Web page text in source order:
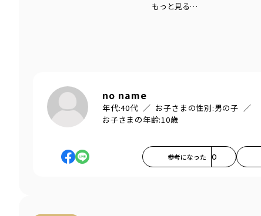
もっと見る…
no name
年代:40代 お子さまの性別:男の子
お子さまの年齢:10歳
参考になった 0